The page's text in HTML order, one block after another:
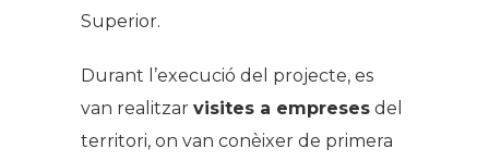
Superior.
Durant l’execució del projecte, es
van realitzar visites a empreses del
territori, on van conèixer de primera